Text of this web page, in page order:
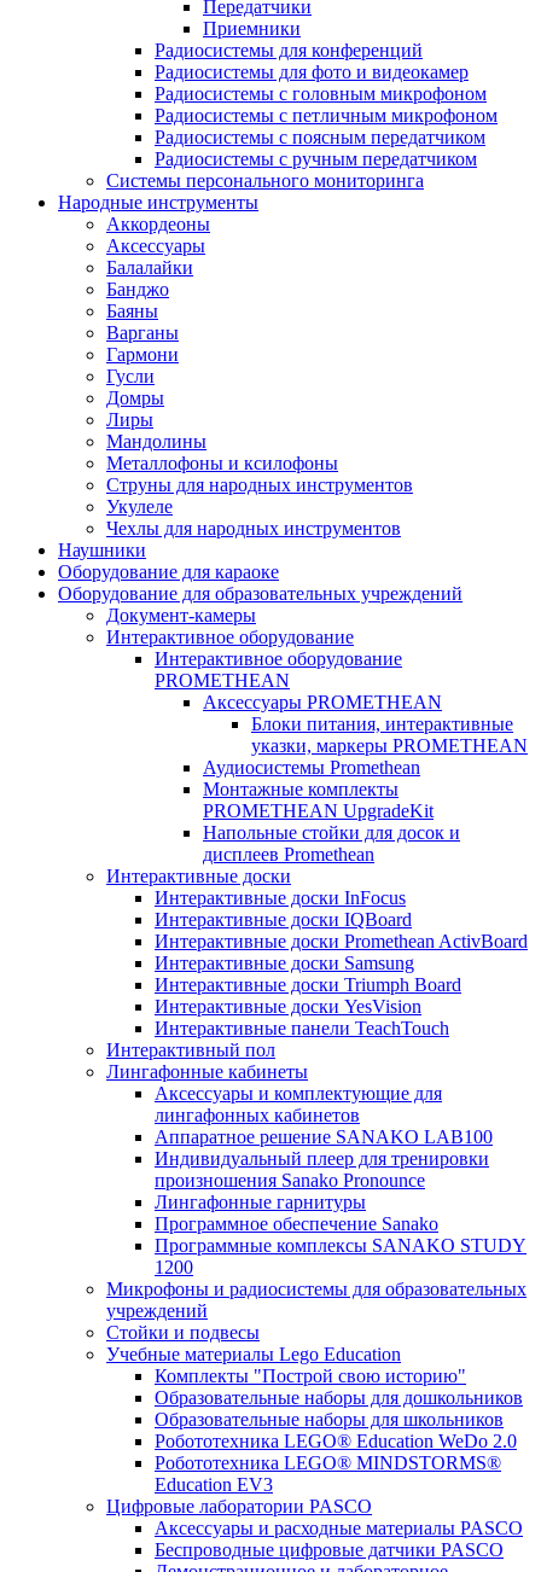
Передатчики
Приемники
Радиосистемы для конференций
Радиосистемы для фото и видеокамер
Радиосистемы с головным микрофоном
Радиосистемы с петличным микрофоном
Радиосистемы с поясным передатчиком
Радиосистемы с ручным передатчиком
Системы персонального мониторинга
Народные инструменты
Аккордеоны
Аксессуары
Балалайки
Банджо
Баяны
Варганы
Гармони
Гусли
Домры
Лиры
Мандолины
Металлофоны и ксилофоны
Струны для народных инструментов
Укулеле
Чехлы для народных инструментов
Наушники
Оборудование для караоке
Оборудование для образовательных учреждений
Документ-камеры
Интерактивное оборудование
Интерактивное оборудование
PROMETHEAN
Аксессуары PROMETHEAN
Блоки питания, интерактивные
указки, маркеры PROMETHEAN
Аудиосистемы Promethean
Монтажные комплекты
PROMETHEAN UpgradeKit
Напольные стойки для досок и
дисплеев Promethean
Интерактивные доски
Интерактивные доски InFocus
Интерактивные доски IQBoard
Интерактивные доски Promethean ActivBoard
Интерактивные доски Samsung
Интерактивные доски Triumph Board
Интерактивные доски YesVision
Интерактивные панели TeachTouch
Интерактивный пол
Лингафонные кабинеты
Аксессуары и комплектующие для
лингафонных кабинетов
Аппаратное решение SANAKO LAB100
Индивидуальный плеер для тренировки
произношения Sanako Pronounce
Лингафонные гарнитуры
Программное обеспечение Sanako
Программные комплексы SANAKO STUDY
1200
Микрофоны и радиосистемы для образовательных
учреждений
Стойки и подвесы
Учебные материалы Lego Education
Комплекты "Построй свою историю"
Образовательные наборы для дошкольников
Образовательные наборы для школьников
Робототехника LEGO® Education WeDo 2.0
Робототехника LEGO® MINDSTORMS®
Education EV3
Цифровые лаборатории PASCO
Аксессуары и расходные материалы PASCO
Беспроводные цифровые датчики PASCO